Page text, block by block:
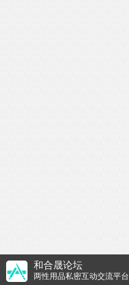
和合晟论坛
两性用品私密互动交流平台